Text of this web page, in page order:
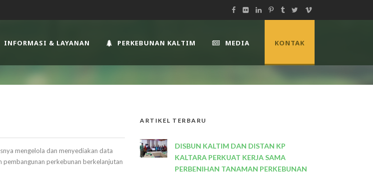
INFORMASI & LAYANAN PERKEBUNAN KALTIM MEDIA KONTAK
mengelola dan menyediakan data
perkebunan berkelanjutan
ARTIKEL TERBARU
DISBUN KALTIM DAN DISTAN KP
KALTARA PERKUAT KERJA SAMA
PERBENIHAN TANAMAN PERKEBUNAN